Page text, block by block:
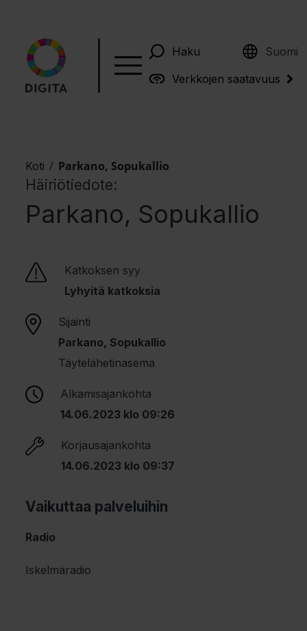
Haku Suomi
English
Verkkojen saatavuus
Koti / Parkano, Sopukallio
Häiriötiedote:
Parkano, Sopukallio
Katkoksen syy
Lyhyitä katkoksia
Sijainti
Parkano, Sopukallio
Täytelähetinasema
Alkamisajankohta
14.06.2023 klo 09:26
Korjausajankohta
14.06.2023 klo 09:37
Vaikuttaa palveluihin
Radio
Iskelmäradio